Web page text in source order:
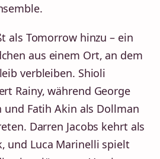
als Tomorrow hinzu – ein
aus einem Ort, an dem
verbleiben. Shioli
Rainy, während George
und Fatih Akin als Dollman
Darren Jacobs kehrt als
und Luca Marinelli spielt